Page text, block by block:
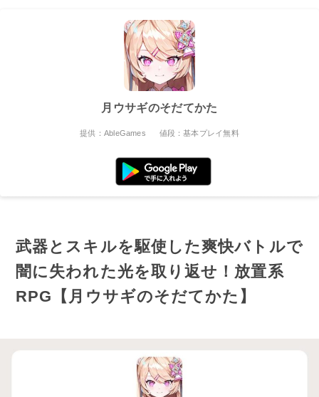
月ウサギのそだてかた
提供：AbleGames 値段：基本プレイ無料
武器とスキルを駆使した爽快バトルで
闇に失われた光を取り返せ！放置系
RPG【月ウサギのそだてかた】